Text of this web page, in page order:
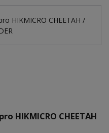
HIKMICRO CHEETAH